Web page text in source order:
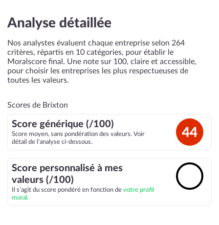
Analyse détaillée
Nos analystes évaluent chaque entreprise selon 264
critères, répartis en 10 catégories, pour établir le
Moralscore final. Une note sur 100, claire et accessible,
pour choisir les entreprises les plus respectueuses de
toutes les valeurs.
Scores de Brixton
Score générique (/100)
Score moyen, sans pondération des valeurs. Voir
détail de l’analyse ci-dessous.
44
Score personnalisé à mes
valeurs (/100)
Il s’agit du score pondéré en fonction de votre profil
moral.